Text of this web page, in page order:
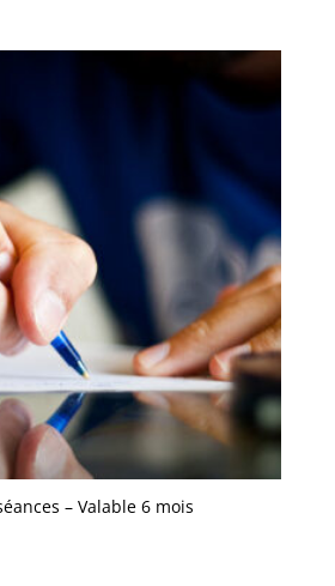
– Valable 6 mois